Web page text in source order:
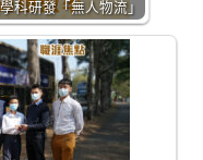
科研發「無人物流」